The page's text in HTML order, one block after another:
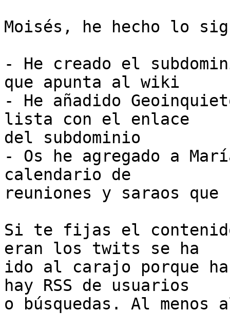
Moisés, he hecho lo
- He creado el
que apunta al wiki
- He añadido
lista con el enlace
del subdominio
- Os he agregado a
calendario de
reuniones y saraos
Si te fijas el
eran los twits se ha
ido al carajo porque
hay RSS de usuarios
o búsquedas. Al